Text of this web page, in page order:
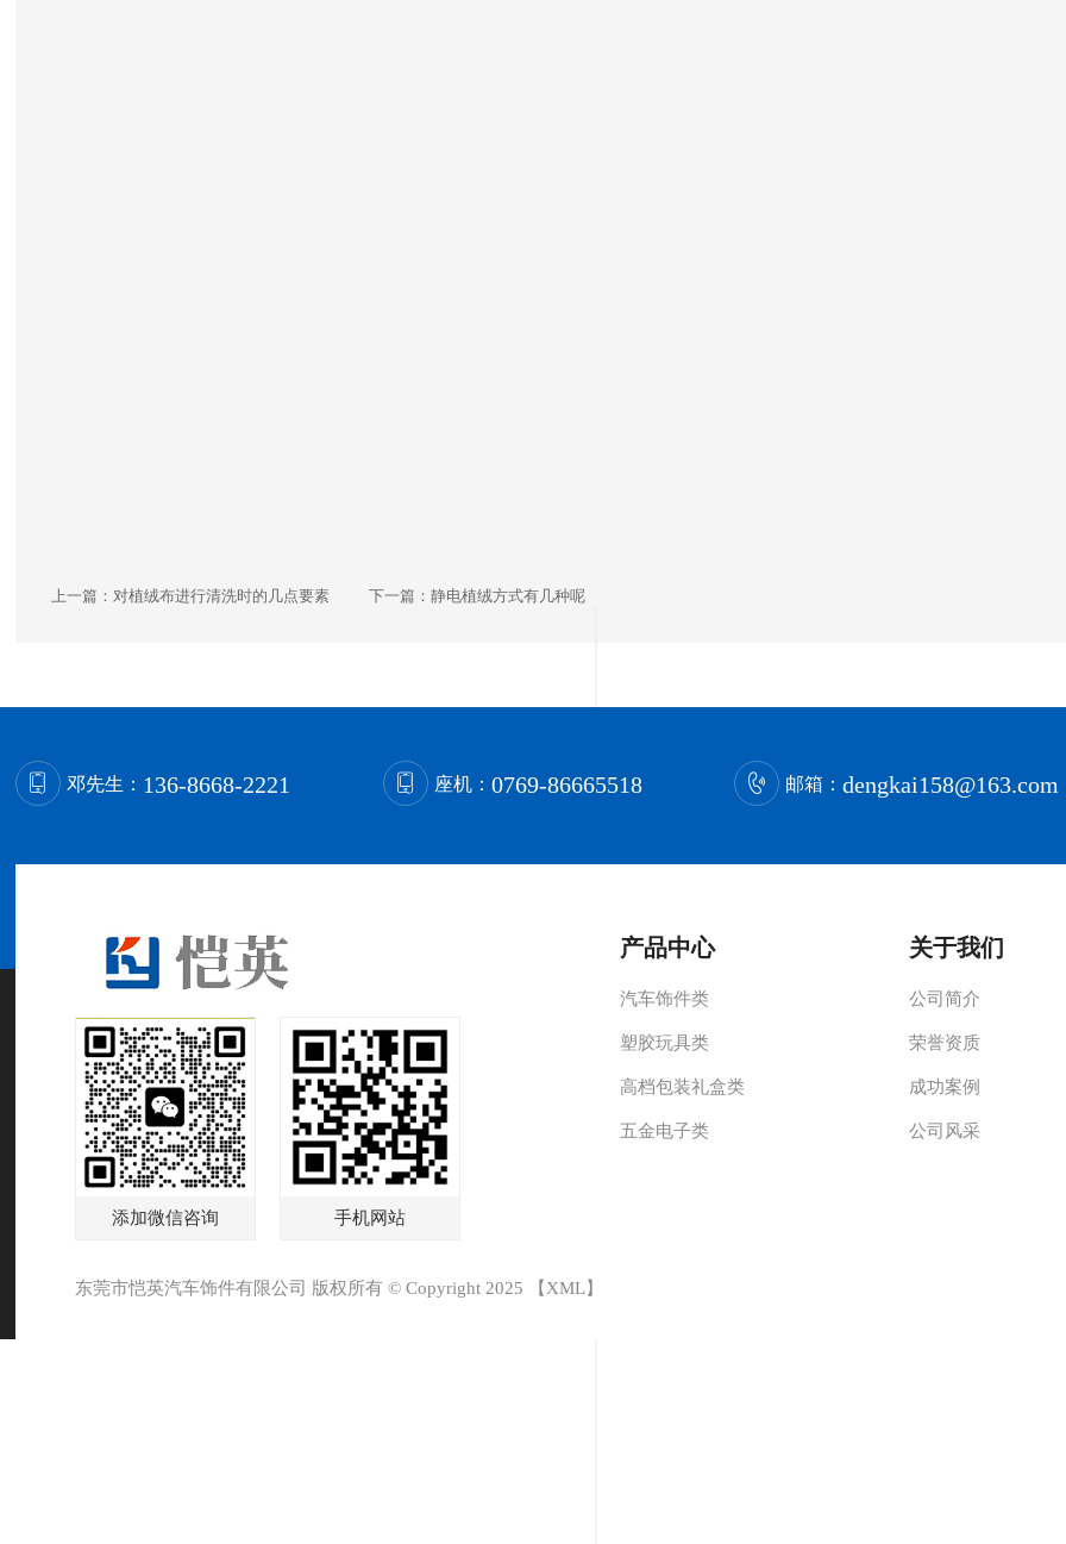
上一篇：对植绒布进行清洗时的几点要素 下一篇：静电植绒方式有几种呢
邓先生： 136-8668-2221 座机： 0769-86665518 邮箱：dengkai158@163.com
添加微信咨询 手机网站
产品中心
汽车饰件类
塑胶玩具类
高档包装礼盒类
五金电子类
关于我们
公司简介
荣誉资质
成功案例
公司风采
东莞市恺英汽车饰件有限公司 版权所有 © Copyright 2025 【 XML】